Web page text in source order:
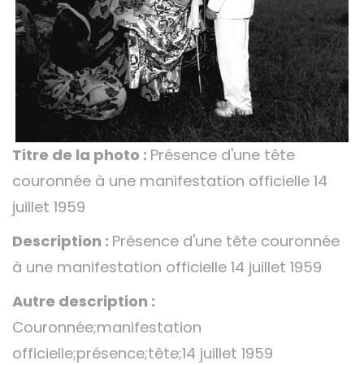
Titre de la photo : Présence d'une tête
couronnée à une manifestation officielle 14
juillet 1959
Description : Présence d'une tête couronnée
à une manifestation officielle 14 juillet 1959
Autre description :
Couronnée;manifestation
officielle;présence;tête;14 juillet 1959